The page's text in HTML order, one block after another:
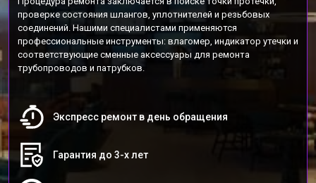
проверке состояния шлангов, уплотнителей и резьбовых
соединений. Нашими специалистами применяются
профессиональные инструменты: влагомер, индикатор утечки и
соответствующие сменные аксессуары для ремонта
трубопроводов и патрубков.
Экспресс ремонт в день обращения
Гарантия до 3-х лет